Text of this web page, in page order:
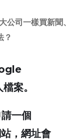
公司一樣買新聞、
？
案。
一個
，網址會